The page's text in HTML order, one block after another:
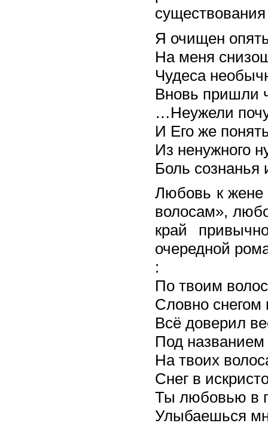
Я очищен
На меня
Чудеса
Вновь пришли
…Неужели
И Его же
Из ненужного
Боль сознанья
Любовь к жене
волосам»,
край
очередной
:
По твоим
Словно
Всё доверил
Под
На твоих
Снег в
Ты любовью в
Улыбаешься